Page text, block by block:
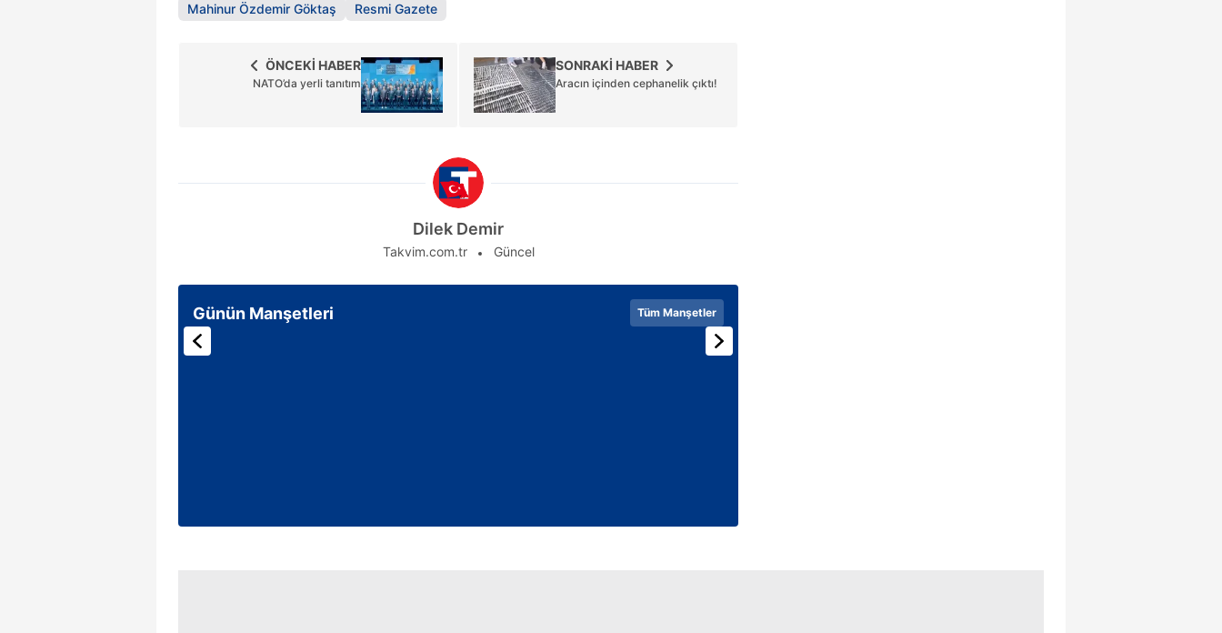
Mahinur Özdemir Göktaş Resmi Gazete
SONRAKİ HABER
Aracın içinden cephanelik çıktı!
ÖNCEKİ HABER
NATO’da yerli tanıtım
Dilek Demir
Takvim.com.tr Güncel
Günün Manşetleri Tüm Manşetler